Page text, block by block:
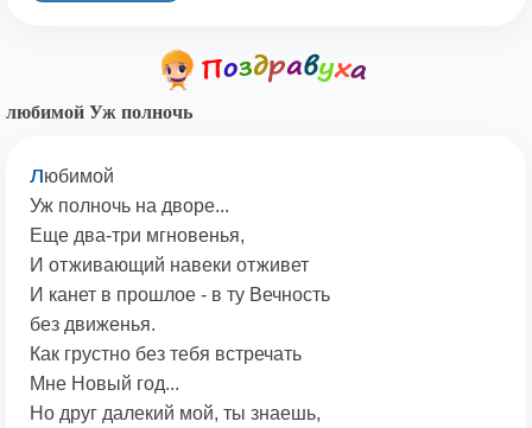
любимой Уж полночь
любимой
Уж полночь на дворе...
Еще два-три мгновенья,
И отживающий навеки отживет
И канет в прошлое - в ту Вечность
без движенья.
Как грустно без тебя встречать
Мне Новый год...
Но друг далекий мой, ты знаешь,